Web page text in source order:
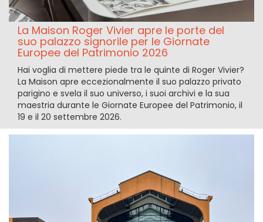
La Maison Roger Vivier apre le porte del
suo palazzo signorile per le Giornate
Europee del Patrimonio 2026
Hai voglia di mettere piede tra le quinte di Roger Vivier?
La Maison apre eccezionalmente il suo palazzo privato
parigino e svela il suo universo, i suoi archivi e la sua
maestria durante le Giornate Europee del Patrimonio, il
19 e il 20 settembre 2026.